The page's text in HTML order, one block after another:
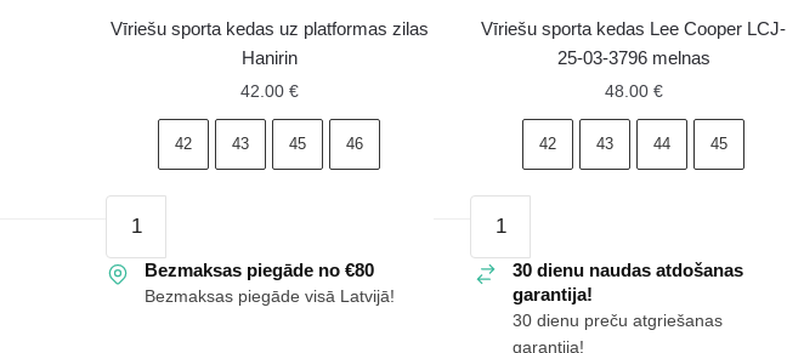
Vīriešu sporta kedas uz platformas zilas
Hanirin
42.00 €
42 43 45 46
sporta
kedas
Vīriešu sporta kedas Lee Cooper LCJ-
25-03-3796 melnas
48.00 €
42 43 44 45
sporta
kedas
Cooper
Bezmaksas piegāde no €80
Bezmaksas piegāde visā Latvijā!
30 dienu naudas atdošanas
garantija!
30 dienu preču atgriešanas
garantija!